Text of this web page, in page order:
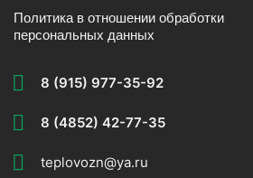
Политика в отношении обработки
персональных данных
8 (915) 977-35-92
8 (4852) 42-77-35
teplovozn@ya.ru